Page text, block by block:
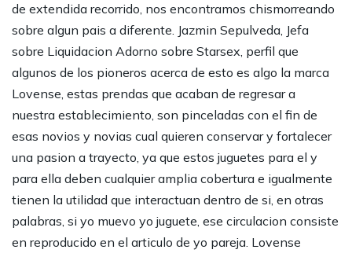
de extendida recorrido, nos encontramos chismorreando
sobre algun pais a diferente. Jazmin Sepulveda, Jefa
sobre Liquidacion Adorno sobre Starsex, perfil que
algunos de los pioneros acerca de esto es algo la marca
Lovense, estas prendas que acaban de regresar a
nuestra establecimiento, son pinceladas con el fin de
esas novios y novias cual quieren conservar y fortalecer
una pasion a trayecto, ya que estos juguetes para el y
para ella deben cualquier amplia cobertura e igualmente
tienen la utilidad que interactuan dentro de si, en otras
palabras, si yo muevo yo juguete, ese circulacion consiste
en reproducido en el articulo de yo pareja. Lovense